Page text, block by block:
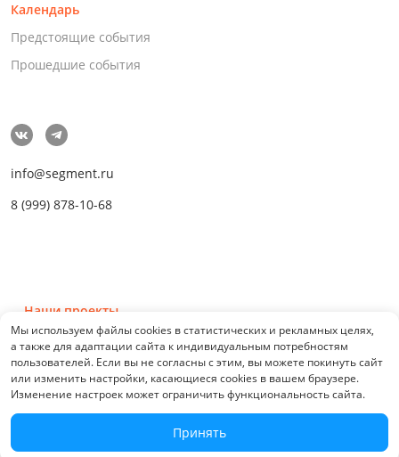
Календарь
Предстоящие события
Прошедшие события
info@segment.ru
8 (999) 878-10-68
Наши проекты
© 2026 СЕГМЕНТ. Все права защищены. 0.21076
Мы используем файлы cookies в статистических и рекламных целях,
а также для адаптации сайта к индивидуальным потребностям
пользователей. Если вы не согласны с этим, вы можете покинуть сайт
или изменить настройки, касающиеся cookies в вашем браузере.
Изменение настроек может ограничить функциональность сайта.
Принять